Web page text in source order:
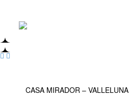
 
CASA MIRADOR – VALLELUNA